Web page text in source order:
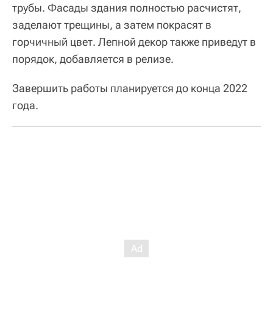
трубы. Фасады здания полностью расчистят,
заделают трещины, а затем покрасят в
горчичный цвет. Лепной декор также приведут в
порядок, добавляется в релизе.
Завершить работы планируется до конца 2022
года.